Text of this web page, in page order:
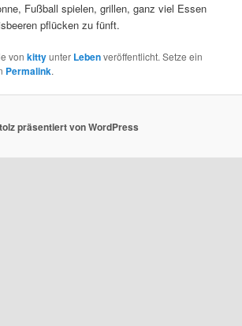
Fußball spielen, grillen, ganz viel Essen
pflücken zu fünft.
vonkittyunter Lebenveröffentlicht. Setze ein
Permalink.
präsentiert von WordPress